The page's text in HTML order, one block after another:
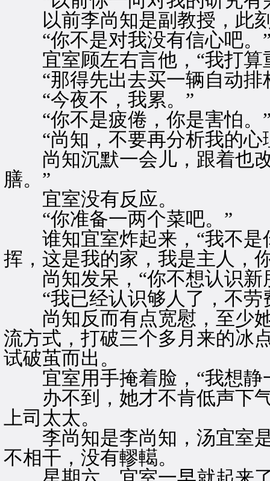
以前李尚知是副教授，此
“你不是对我没有信心吧。
宜室顾左右言他，“我打算
“那得先出去买一辆自动排
“今夜不，我累。”
“你不是疲倦，你是害怕。
“尚知，不要再分析我的心
尚知沉默一会儿，跟着也改
膳。”
宜室没有反应。
“你准备一两个菜吧。”
谁知宜室炸起来，“我不是
挥，这是我的家，我是主人，
尚知发呆，“你不想认识新
“我已经认识够人了，不劳
尚知反而有点宽慰，至少她
流方式，打破三个多月来的冰
试破茧而出。
宜室用手掩着脸，“我想静
办不到，她才不肯低声下气
上司太太。
李尚知是李尚知，汤宜室是
不相干，没有轇轕。